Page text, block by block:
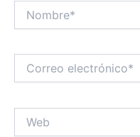
Correo
electrónico*